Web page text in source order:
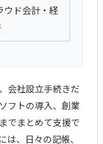
ウド会計・経
会社設立手続きだ
フトの導入、創業
でまとめて支援で
、日々の記帳、